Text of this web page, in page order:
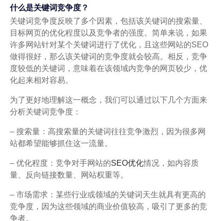
什么是关键词竞争度？
关键词竞争度反映了多个因素，包括该关键词的搜索量、
目标网页的优化程度以及竞争者的强度。简单来说，如果
许多网站针对某个关键词进行了优化，且这些网站的SEO
做得很好，那么该关键词的竞争度就会较高。相反，竞争
度较低的关键词，意味着在该领域内竞争的网页较少，优
化起来相对容易。
为了更好地理解这一概念，我们可以通过以下几个方面来
分析关键词竞争度：
– 搜索量：高搜索量的关键词往往竞争激烈，因为很多网
站都希望能够抓住这一流量。
– 优化程度：竞争对手网站的SEO优化情况，如内容质
量、反向链接数量、网站权重等。
– 市场需求：某些行业或领域的关键词天生就具有更高的
竞争度，因为这些领域的商业价值较高，吸引了更多的竞
争者。